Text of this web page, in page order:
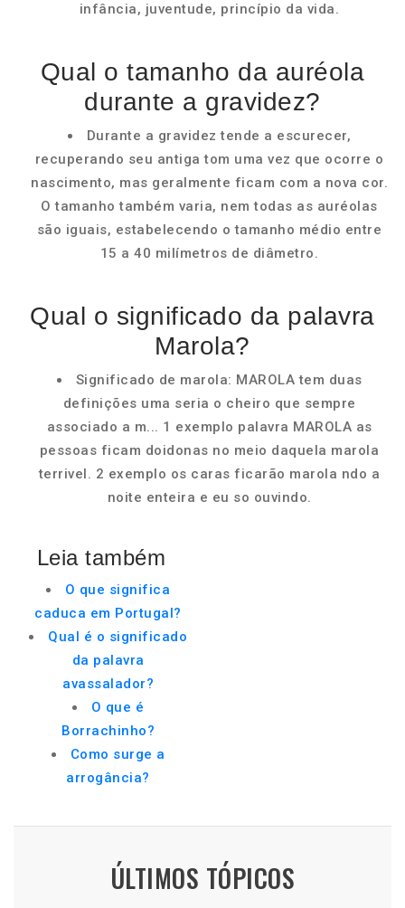
infância, juventude, princípio da vida.
Qual o tamanho da auréola
durante a gravidez?
Durante a gravidez tende a escurecer,
recuperando seu antiga tom uma vez que ocorre o
nascimento, mas geralmente ficam com a nova cor.
O tamanho também varia, nem todas as auréolas
são iguais, estabelecendo o tamanho médio entre
15 a 40 milímetros de diâmetro.
Qual o significado da palavra
Marola?
Significado de marola: MAROLA tem duas
definições uma seria o cheiro que sempre
associado a m... 1 exemplo palavra MAROLA as
pessoas ficam doidonas no meio daquela marola
terrivel. 2 exemplo os caras ficarão marola ndo a
noite enteira e eu so ouvindo.
Leia também
O que significa
caduca em Portugal?
Qual é o significado
da palavra
avassalador?
O que é
Borrachinho?
Como surge a
arrogância?
ÚLTIMOS TÓPICOS